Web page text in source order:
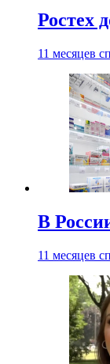
Ростех
11 месяцев
В
11 месяцев